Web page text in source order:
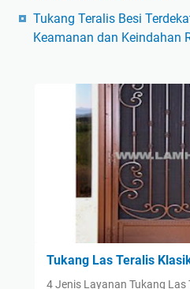
Tukang Teralis Besi
Keamanan dan Keindahan
Tukang Las Teralis
4 Jenis Layanan Tukang Las